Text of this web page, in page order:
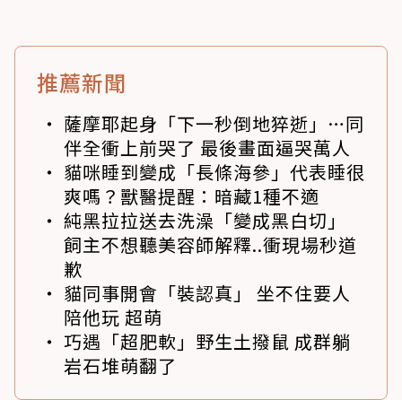
推薦新聞
薩摩耶起身「下一秒倒地猝逝」…同
伴全衝上前哭了 最後畫面逼哭萬人
貓咪睡到變成「長條海參」代表睡很
爽嗎？獸醫提醒：暗藏1種不適
純黑拉拉送去洗澡「變成黑白切」
飼主不想聽美容師解釋..衝現場秒道
歉
貓同事開會「裝認真」 坐不住要人
陪他玩 超萌
巧遇「超肥軟」野生土撥鼠 成群躺
岩石堆萌翻了